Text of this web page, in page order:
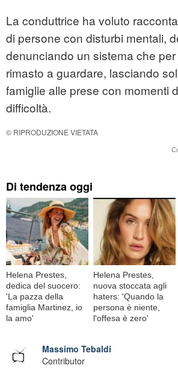
La conduttrice ha voluto
di persone con disturbi mentali,
denunciando un sistema che
rimasto a guardare, lasciando
famiglie alle prese con momenti
difficoltà.
© RIPRODUZIONE VIETATA
Di tendenza oggi
Helena Prestes,
dedica del suocero:
'La pazza della
famiglia Martinez, io
la amo'
Helena Prestes,
nuova stoccata agli
haters: 'Quando la
persona è niente,
l'offesa è zero'
Massimo Tebaldi
Contributor